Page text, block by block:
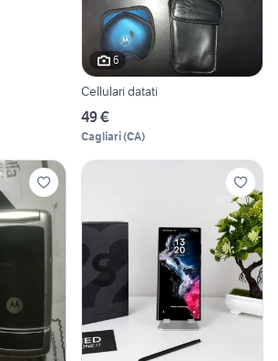
6
Cellulari datati
49 €
Cagliari(CA)